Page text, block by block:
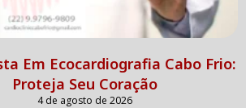
Em Ecocardiografia Cabo Frio:
Proteja Seu Coração
4 de agosto de 2026